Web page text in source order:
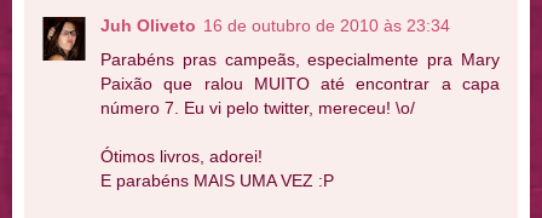
Juh Oliveto 16 de outubro de 2010 às 23:34
Parabéns pras campeãs, especialmente pra Mary
Paixão que ralou MUITO até encontrar a capa
número 7. Eu vi pelo twitter, mereceu! \o/
Ótimos livros, adorei!
E parabéns MAIS UMA VEZ :P